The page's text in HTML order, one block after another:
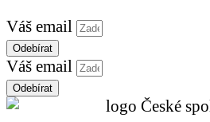
Váš email
Odebírat
Váš email
Odebírat